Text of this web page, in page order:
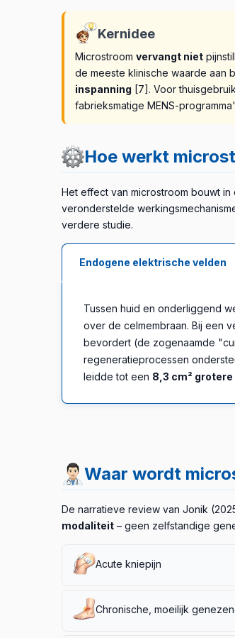
Kernidee
Microstroom vervangt niet
de meeste klinische waarde aan
inspanning [7]. Voor
fabrieksmatige MENS-
Hoe werkt
Het effect van microstroom bouwt
veronderstelde
verdere studie.
Endogene elektrische velden
Tussen huid en onderliggend
over de celmembraan. Bij een
bevordert (de zogenaamde
regeneratieprocessen
leidde tot een 8,3 cm²
Waar wordt
De narratieve review van Jonik
modaliteit – geen zelfstandige
Acute kniepijn
pijnreductieop de Numeric Pain
Chronische, moeilijk